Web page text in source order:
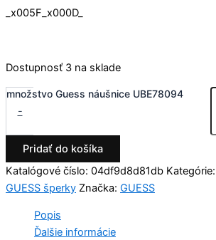
_x005F_x000D_
Dostupnosť 3 na sklade
-
množstvo Guess náušnice UBE78094
Pridať do košíka
Katalógové číslo: 04df9d8d81db Kategórie:
GUESS šperky Značka: GUESS
Popis
Ďalšie informácie